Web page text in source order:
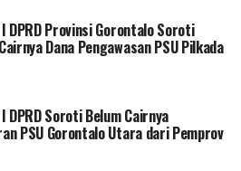
juga diberikan kepada
jajaran kepolisian dan
menjaga stabilitas wilayah
bekerja maksimal dalam
PSU, dan ini patut
DPRD Provinsi Gorontalo Soroti
Dana Pengawasan PSU Pilkada
DPRD Soroti Belum Cairnya
PSU Gorontalo Utara dari Pemprov